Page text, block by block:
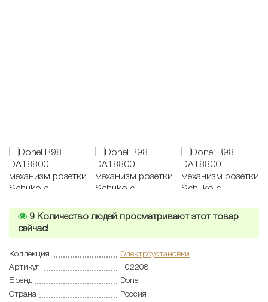
9 Количество людей просматривают этот товар
сейчас!
Коллекция
Электроустановки
Артикул
102208
Бренд
Donel
Страна
Россия